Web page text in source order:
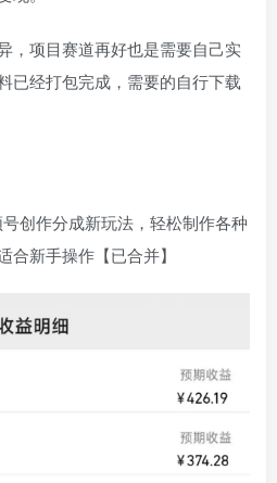
，项目赛道再好也是需要自己实
已经打包完成，需要的自行下载
创作分成新玩法，轻松制作各种
合新手操作【已合并】